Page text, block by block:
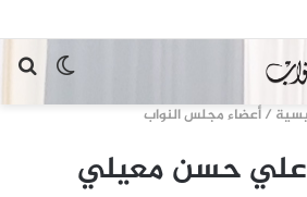
الوضع
المظلم
/ أعضاء مجلس النواب
علي حسن معيلي